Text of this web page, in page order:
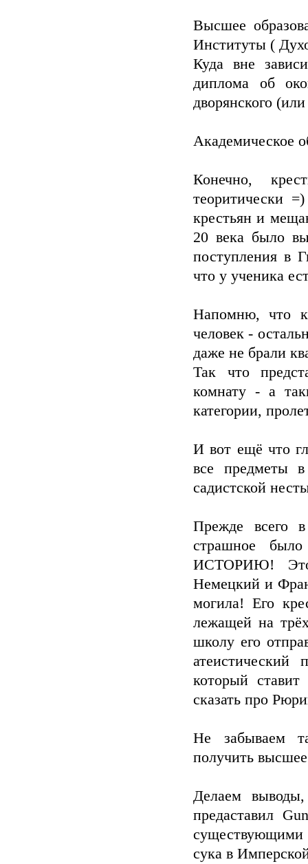
Высшее
Институты (
Куда вне
диплома об
дворянского
Академическое
Конечно,
теоритически
крестьян и
20 века было
поступления в
что у ученика
Напомню, что
человек -
даже не брали
Так что
комнату - а
категории,
И вот ещё что
все предметы
садистской
Прежде всего
страшное
ИСТОРИЮ! Это
Немецкий и
могила! Его
лежащей на
школу его
который
сказать про
Не забываем
получить
Делаем
предаставил
существующими
сука в